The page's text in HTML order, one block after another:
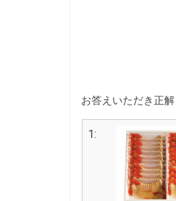
お答えいただき正
1: